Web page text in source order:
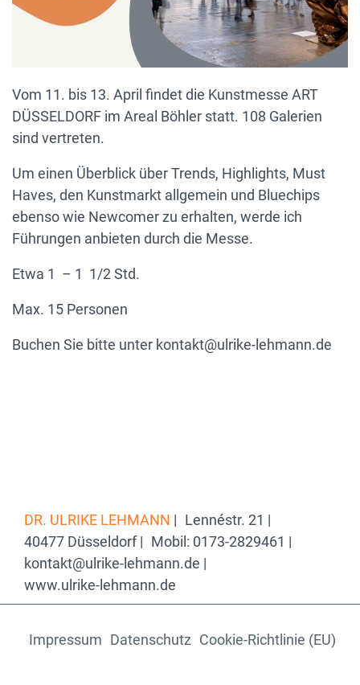
Vom 11. bis 13. April findet die Kunstmesse ART
DÜSSELDORF im Areal Böhler statt. 108 Galerien
sind vertreten.
Um einen Überblick über Trends, Highlights, Must
Haves, den Kunstmarkt allgemein und Bluechips
ebenso wie Newcomer zu erhalten, werde ich
Führungen anbieten durch die Messe.
Etwa 1 – 1 1/2 Std.
Max. 15 Personen
Buchen Sie bitte unter kontakt@ulrike-lehmann.de
DR. ULRIKE LEHMANN | Lennéstr. 21 |
40477 Düsseldorf | Mobil: 0173-2829461 |
kontakt@ulrike-lehmann.de |
www.ulrike-lehmann.de
Impressum Datenschutz Cookie-Richtlinie (EU)